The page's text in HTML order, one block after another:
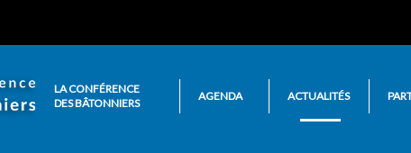
LA CONFÉRENCE
DES BÂTONNIERS
AGENDA ACTUALITÉS